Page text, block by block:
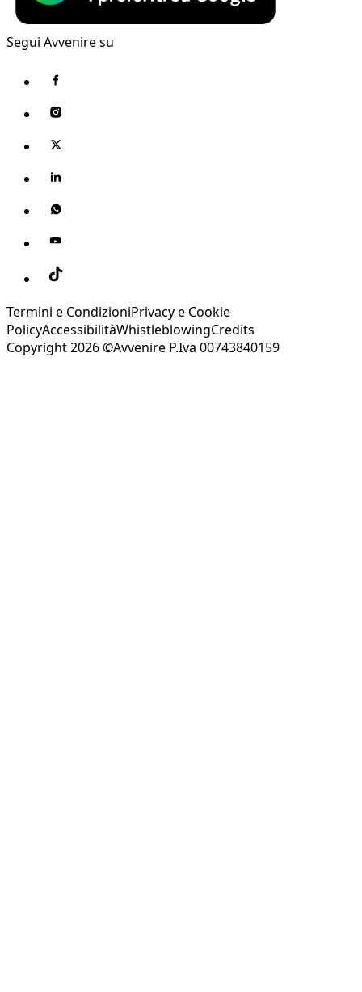
Segui Avvenire su
Termini e CondizioniPrivacy e Cookie
PolicyAccessibilitàWhistleblowingCredits
Copyright 2026 ©Avvenire P.Iva 00743840159